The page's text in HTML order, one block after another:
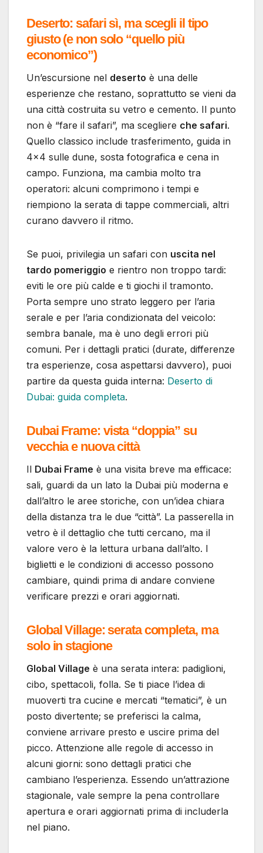
Deserto: safari sì, ma scegli il tipo
giusto (e non solo “quello più
economico”)
Un’escursione nel deserto è una delle
esperienze che restano, soprattutto se vieni da
una città costruita su vetro e cemento. Il punto
non è “fare il safari”, ma scegliere che safari.
Quello classico include trasferimento, guida in
4×4 sulle dune, sosta fotografica e cena in
campo. Funziona, ma cambia molto tra
operatori: alcuni comprimono i tempi e
riempiono la serata di tappe commerciali, altri
curano davvero il ritmo.
Se puoi, privilegia un safari con uscita nel
tardo pomeriggio e rientro non troppo tardi:
eviti le ore più calde e ti giochi il tramonto.
Porta sempre uno strato leggero per l’aria
serale e per l’aria condizionata del veicolo:
sembra banale, ma è uno degli errori più
comuni. Per i dettagli pratici (durate, differenze
tra esperienze, cosa aspettarsi davvero), puoi
partire da questa guida interna: Deserto di
Dubai: guida completa.
Dubai Frame: vista “doppia” su
vecchia e nuova città
Il Dubai Frame è una visita breve ma efficace:
sali, guardi da un lato la Dubai più moderna e
dall’altro le aree storiche, con un’idea chiara
della distanza tra le due “città”. La passerella in
vetro è il dettaglio che tutti cercano, ma il
valore vero è la lettura urbana dall’alto. I
biglietti e le condizioni di accesso possono
cambiare, quindi prima di andare conviene
verificare prezzi e orari aggiornati.
Global Village: serata completa, ma
solo in stagione
Global Village è una serata intera: padiglioni,
cibo, spettacoli, folla. Se ti piace l’idea di
muoverti tra cucine e mercati “tematici”, è un
posto divertente; se preferisci la calma,
conviene arrivare presto e uscire prima del
picco. Attenzione alle regole di accesso in
alcuni giorni: sono dettagli pratici che
cambiano l’esperienza. Essendo un’attrazione
stagionale, vale sempre la pena controllare
apertura e orari aggiornati prima di includerla
nel piano.